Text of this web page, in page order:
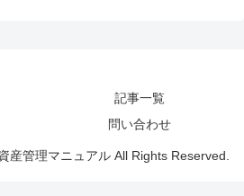
記事一覧
問い合わせ
産管理マニュアル All Rights Reserved.